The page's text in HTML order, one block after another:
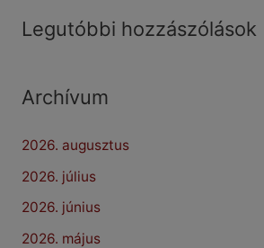
Legutóbbi hozzászólások
Archívum
2026. augusztus
2026. július
2026. június
2026. május